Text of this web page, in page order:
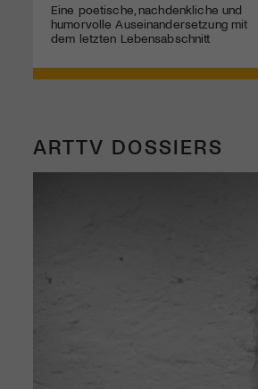
Eine poetische, nachdenkliche und
humorvolle Auseinandersetzung mit
dem letzten Lebensabschnitt
ARTTV DOSSIERS